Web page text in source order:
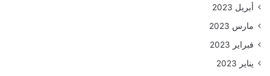
أبريل 2023
مارس 2023
فبراير 2023
يناير 2023